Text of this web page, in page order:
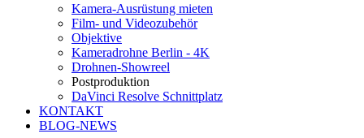
Kamera-Ausrüstung mieten
Film- und Videozubehör
Objektive
Kameradrohne Berlin - 4K
Drohnen-Showreel
Postproduktion
DaVinci Resolve Schnittplatz
KONTAKT
BLOG-NEWS